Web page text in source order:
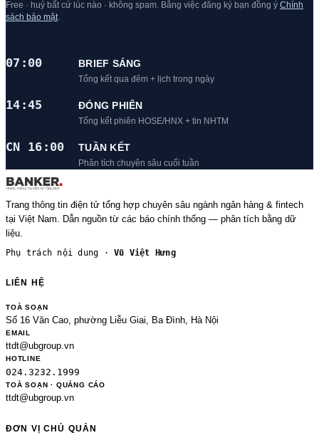
Free · huỷ bất cứ lúc nào · không spam. Bằng việc đăng ký bạn đồng ý Chính
sách bảo mật
07:00 BRIEF SÁNG
Tổng kết qua đêm + lịch trong ngày
14:45 ĐÓNG PHIÊN
Tổng kết phiên HOSE/HNX + tin NHTM
CN 16:00 TUẦN KẾT
Phân tích chuyên sâu cuối tuần
Trang thông tin điện tử tổng hợp chuyên sâu ngành ngân hàng & fintech
tại Việt Nam. Dẫn nguồn từ các báo chính thống — phân tích bằng dữ
liệu.
Phụ trách nội dung ·Vũ Việt Hưng
LIÊN HỆ
TOÀ SOẠN
Số 16 Văn Cao, phường Liễu Giai, Ba Đình, Hà Nội
EMAIL
ttdt@ubgroup.vn
HOTLINE
024.3232.1999
TOÀ SOẠN · QUẢNG CÁO
ttdt@ubgroup.vn
ĐƠN VỊ CHỦ QUẢN